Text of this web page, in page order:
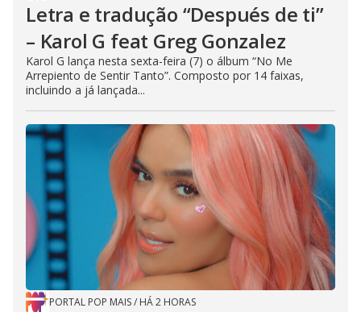
Letra e tradução “Después de ti”
– Karol G feat Greg Gonzalez
Karol G lança nesta sexta-feira (7) o álbum “No Me
Arrepiento de Sentir Tanto”. Composto por 14 faixas,
incluindo a já lançada...
PORTAL POP MAIS/ HÁ 2 HORAS